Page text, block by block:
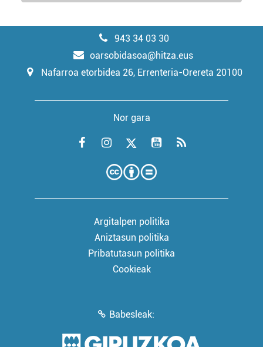
943 34 03 30
oarsobidasoa@hitza.eus
Nafarroa etorbidea 26, Errenteria-Orereta 20100
Nor gara
Argitalpen politika
Aniztasun politika
Pribatutasun politika
Cookieak
Babesleak: